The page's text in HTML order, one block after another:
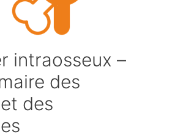
intraosseux –
des
des